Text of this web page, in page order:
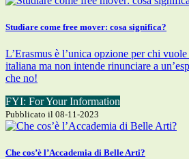
Studiare come free mover: cosa significa?
L’Erasmus è l’unica opzione per chi
italiana ma non intende rinunciare a
che no!
FYI: For Your Information
Pubblicato il 08-11-2023
Che cos’è l’Accademia di Belle Arti?